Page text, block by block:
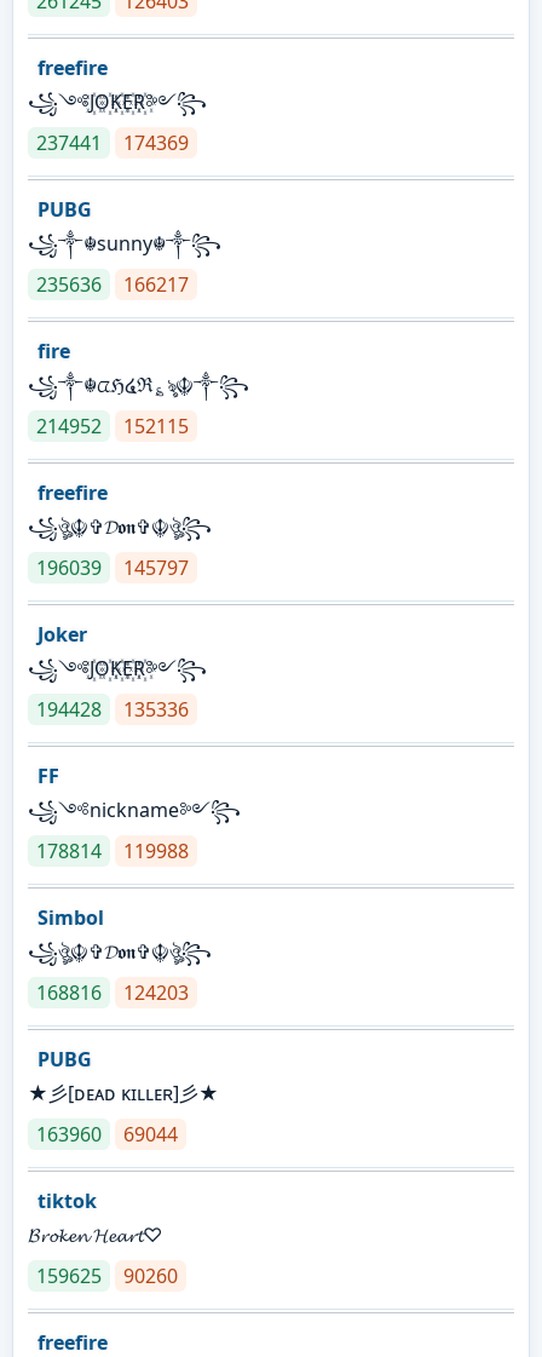
freefire
꧁༺J꙰O꙰K꙰E꙰R꙰༻꧂
237441
174369
PUBG
꧁༒☬sunny☬༒꧂
235636
166217
fire
꧁༒☬ᤂℌ໔ℜ؏ৡ☬༒꧂
214952
152115
freefire
꧁ঔৣ☬✞𝓓𝖔𝖓✞☬ঔৣ꧂
196039
145797
Joker
꧁༺J꙰O꙰K꙰E꙰R꙰༻꧂
194428
135336
FF
꧁༺nickname༻꧂
178814
119988
Simbol
꧁ঔৣ☬✞𝓓𝖔𝖓✞☬ঔৣ꧂
168816
124203
PUBG
★彡[ᴅᴇᴀᴅ ᴋɪʟʟᴇʀ]彡★
163960
69044
tiktok
𝓑𝓻𝓸𝓴𝓮𝓷 𝓗𝓮𝓪𝓻𝓽♡
159625
90260
freefire